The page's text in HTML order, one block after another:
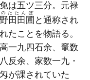
は五ツ三分。元禄
野田田圃
のたたんぼ
と通称され
たことを物語る。
一九四石余、竈数
反余、家数一九・
が課されていた